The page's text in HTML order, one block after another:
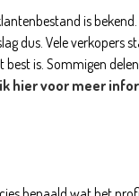
is
dus. Vele verkopers
is. Sommigen
hier voor meer